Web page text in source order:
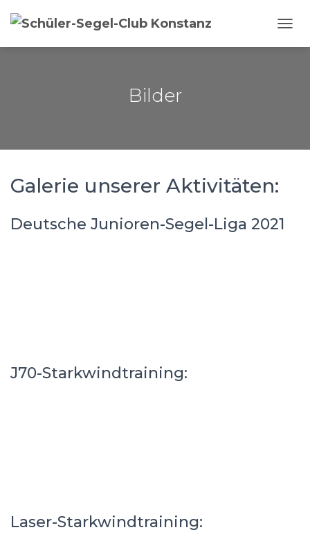
Bilder
Galerie unserer Aktivitäten:
Deutsche Junioren-Segel-Liga 2021
J70-Starkwindtraining:
Laser-Starkwindtraining: